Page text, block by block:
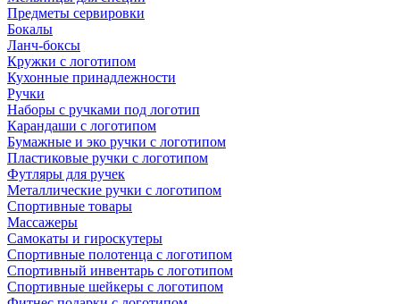
Предметы сервировки
Бокалы
Ланч-боксы
Кружки с логотипом
Кухонные принадлежности
Ручки
Наборы с ручками под логотип
Карандаши с логотипом
Бумажные и эко ручки с логотипом
Пластиковые ручки с логотипом
Футляры для ручек
Металлические ручки с логотипом
Спортивные товары
Массажеры
Самокаты и гироскутеры
Спортивные полотенца с логотипом
Спортивный инвентарь с логотипом
Спортивные шейкеры с логотипом